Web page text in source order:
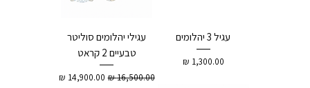
עגיל 3 יהלומים
מחיר
עגילי יהלומים סוליטר
טבעיים 2 קראט
מחיר רגיל‏16,500.00 ‏₪ מחיר מבצע